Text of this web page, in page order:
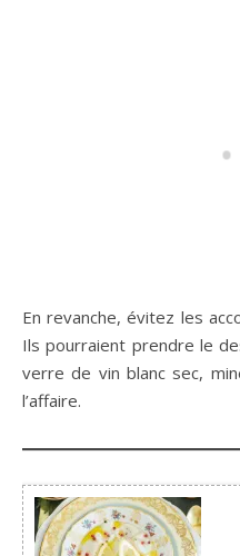
En revanche, évitez les
Ils pourraient prendre le
verre de vin blanc sec,
l’affaire.